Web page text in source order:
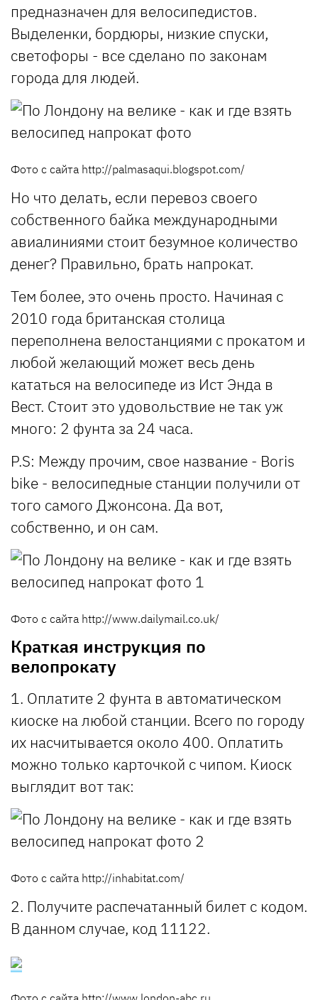
предназначен для велосипедистов.
Выделенки, бордюры, низкие спуски,
светофоры - все сделано по законам
города для людей.
Фото с сайта http://palmasaqui.blogspot.com/
Но что делать, если перевоз своего
собственного байка международными
авиалиниями стоит безумное количество
денег? Правильно, брать напрокат.
Тем более, это очень просто. Начиная с
2010 года британская столица
переполнена велостанциями с прокатом и
любой желающий может весь день
кататься на велосипеде из Ист Энда в
Вест. Стоит это удовольствие не так уж
много: 2 фунта за 24 часа.
P.S: Между прочим, свое название - Boris
bike - велосипедные станции получили от
того самого Джонсона. Да вот,
собственно, и он сам.
Фото с сайта http://www.dailymail.co.uk/
Краткая инструкция по
велопрокату
1. Оплатите 2 фунта в автоматическом
киоске на любой станции. Всего по городу
их насчитывается около 400. Оплатить
можно только карточкой с чипом. Киоск
выглядит вот так:
Фото с сайта http://inhabitat.com/
2. Получите распечатанный билет с кодом.
В данном случае, код 11122.